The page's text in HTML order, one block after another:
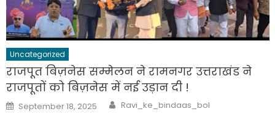
Uncategorized
राजपूत बिज़नेस सम्मेलन ने रामनगर उत्तराखंड ने
राजपूतों को बिज़नेस में नई उड़ान दी !
Posted
on
September 18, 2025 Author
Ravi_ke_bindaas_bol